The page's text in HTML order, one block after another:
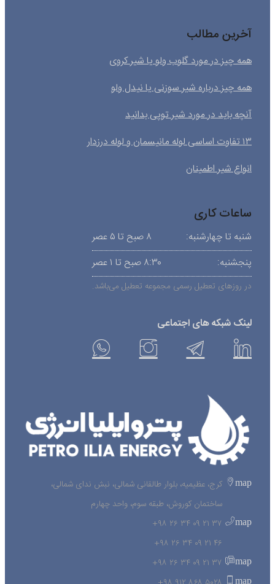
آخرین مطالب
همه چیز در مورد گلوب ولو یا شیر کروی
همه چیز درباره شیر سوزنی یا نیدل ولو
آنچه باید در مورد شیر توپی بدانید
۱۳ تفاوت اساسی لوله مانیسمان و لوله درزدار
انواع شیر اطمینان
ساعات کاری
شنبه تا چهارشنبه:
۸ صبح تا ۵ عصر
پنجشنبه:
۸:۳۰ صبح تا ۱ عصر
در روزهای تعطیل رسمی مجموعه تعطیل می‌باشد.
لینک شبکه های اجتماعی
map
کرج، عظیمیه، بلوار طالقانی شمالی، نبش ندای شمالی،
ساختمان کوروش، طبقه سوم، واحد چهارم
map
۳۷ ۲۱ ۰۹ ۳۴ ۲۶ ۹۸+
۴۶ ۲۱ ۰۹ ۳۴ ۲۶ ۹۸+
map ۳۷ ۲۱ ۰۹ ۳۴ ۲۶ ۹۸+
map